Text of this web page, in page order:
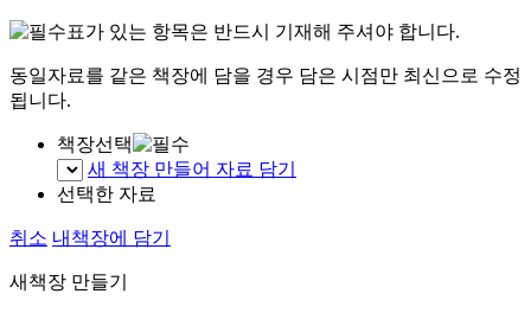
표가 있는 항목은 반드시 기재해 주셔야 합니다.
동일자료를 같은 책장에 담을 경우 담은 시점만 최신으로 수정
됩니다.
책장선택
새 책장 만들어 자료 담기
선택한 자료
취소 내책장에 담기
새책장 만들기